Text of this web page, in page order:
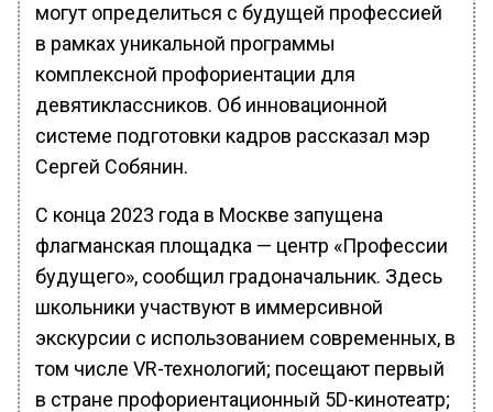
могут определиться с будущей профессией
в рамках уникальной программы
комплексной профориентации для
девятиклассников. Об инновационной
системе подготовки кадров рассказал мэр
Сергей Собянин.
С конца 2023 года в Москве запущена
флагманская площадка — центр «Профессии
будущего», сообщил градоначальник. Здесь
школьники участвуют в иммерсивной
экскурсии с использованием современных, в
том числе VR-технологий; посещают первый
в стране профориентационный 5D-кинотеатр;